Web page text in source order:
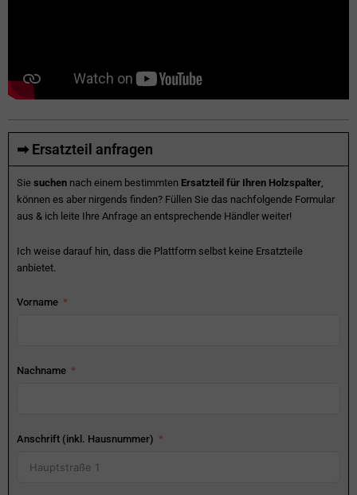
➡ Ersatzteil anfragen
Sie suchen nach einem bestimmten Ersatzteil für Ihren Holzspalter
können es aber nirgends finden? Füllen Sie das nachfolgende Formular
aus & ich leite Ihre Anfrage an entsprechende Händler weiter!
Ich weise darauf hin, dass die Plattform selbst keine Ersatzteile
anbietet.
Vorname
Nachname
Anschrift (inkl. Hausnummer)